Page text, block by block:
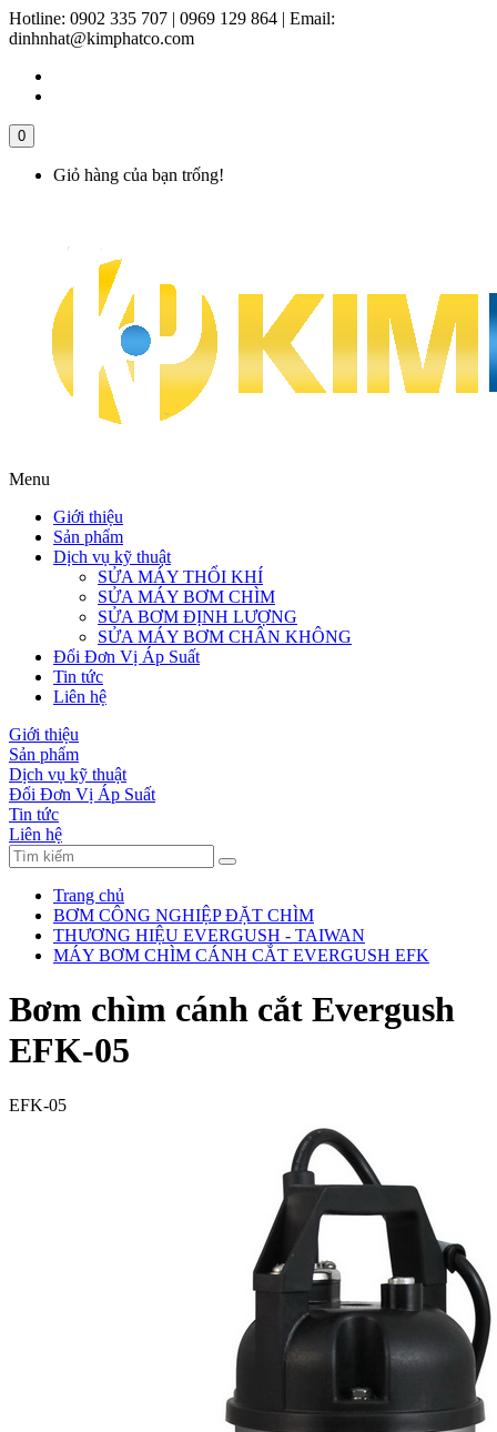
Hotline: 0902 335 707 | 0969 129 864 | Email:
dinhnhat@kimphatco.com
0
Giỏ hàng của bạn trống!
Menu
Giới thiệu
Sản phẩm
Dịch vụ kỹ thuật
SỬA MÁY THỔI KHÍ
SỬA MÁY BƠM CHÌM
SỬA BƠM ĐỊNH LƯỢNG
SỬA MÁY BƠM CHÂN KHÔNG
Đổi Đơn Vị Áp Suất
Tin tức
Liên hệ
Giới thiệu
Sản phẩm
Dịch vụ kỹ thuật
Đổi Đơn Vị Áp Suất
Tin tức
Liên hệ
Trang chủ
BƠM CÔNG NGHIỆP ĐẶT CHÌM
THƯƠNG HIỆU EVERGUSH - TAIWAN
MÁY BƠM CHÌM CÁNH CẮT EVERGUSH EFK
Bơm chìm cánh cắt Evergush
EFK-05
EFK-05